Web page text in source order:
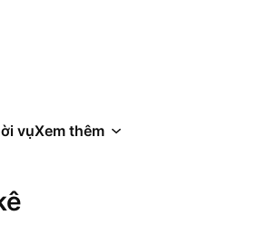
vụXem thêm